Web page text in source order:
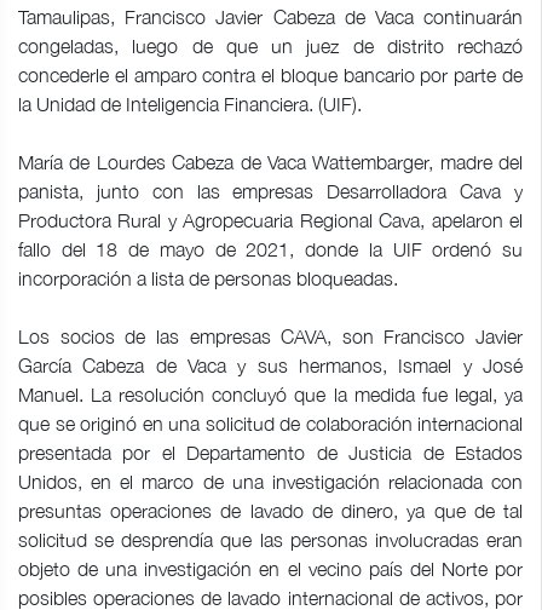
Tamaulipas, Francisco Javier Cabeza de Vaca continuarán
congeladas, luego de que un juez de distrito rechazó
concederle el amparo contra el bloque bancario por parte de
la Unidad de Inteligencia Financiera. (UIF).
María de Lourdes Cabeza de Vaca Wattembarger, madre del
panista, junto con las empresas Desarrolladora Cava y
Productora Rural y Agropecuaria Regional Cava, apelaron el
fallo del 18 de mayo de 2021, donde la UIF ordenó su
incorporación a lista de personas bloqueadas.
Los socios de las empresas CAVA, son Francisco Javier
García Cabeza de Vaca y sus hermanos, Ismael y José
Manuel. La resolución concluyó que la medida fue legal, ya
que se originó en una solicitud de colaboración internacional
presentada por el Departamento de Justicia de Estados
Unidos, en el marco de una investigación relacionada con
presuntas operaciones de lavado de dinero, ya que de tal
solicitud se desprendía que las personas involucradas eran
objeto de una investigación en el vecino país del Norte por
posibles operaciones de lavado internacional de activos, por